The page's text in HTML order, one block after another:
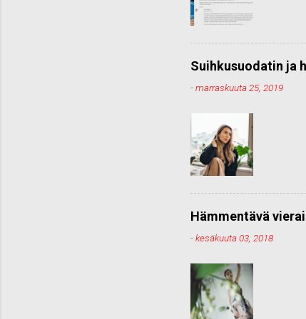
Suihkusuodatin ja
-marraskuuta 25, 2019
Hämmentävä
-kesäkuuta 03, 2018